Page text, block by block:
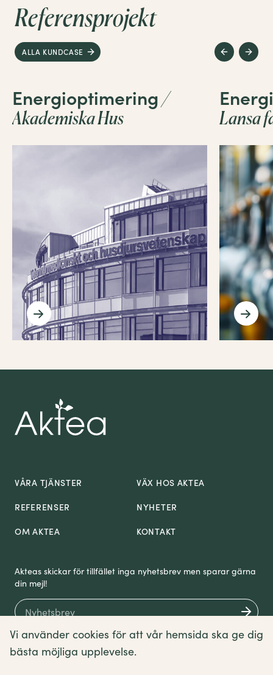
Referensprojekt
ALLA KUNDCASE
Energioptimering/
Akademiska Hus
Lansa
VÅRA TJÄNSTER
VÄX HOS AKTEA
REFERENSER
NYHETER
OM AKTEA
KONTAKT
Akteas skickar för tillfället inga nyhetsbrev men sparar gärna
din mejl!
Om cookies Sitemap Villkor
Vi använder cookies för att vår hemsida ska ge dig
bästa möjliga upplevelse.